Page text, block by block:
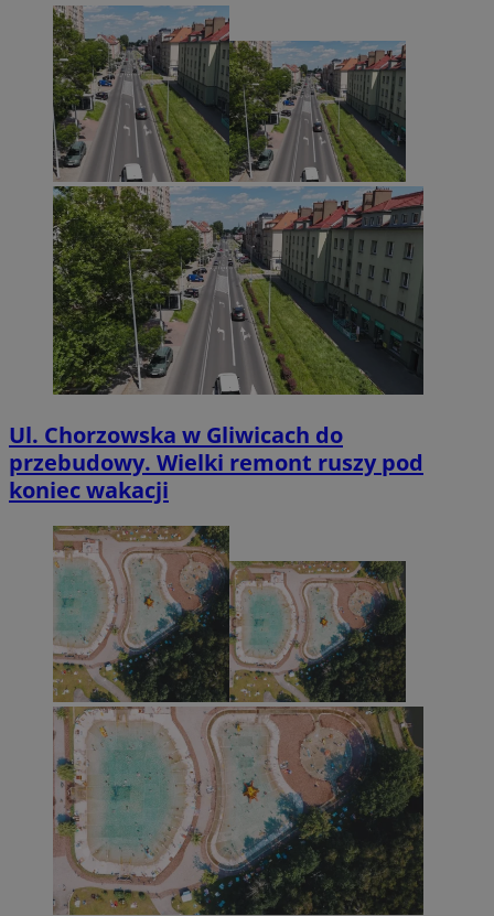
Ul. Chorzowska w Gliwicach do
przebudowy. Wielki remont ruszy pod
koniec wakacji